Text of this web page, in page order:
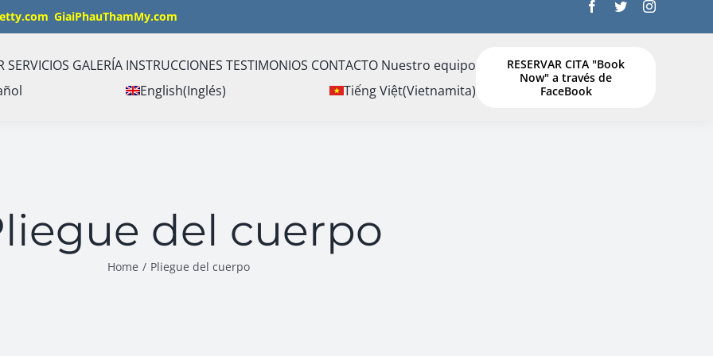
GiaiPhauThamMy.com
SERVICIOS GALERÍA INSTRUCCIONES TESTIMONIOS CONTACTO Nuestro equipo
English(Inglés) Tiếng Việt(Vietnamita)
RESERVAR CITA "Book
Now" a través de
FaceBook
del cuerpo
Home / Pliegue del cuerpo